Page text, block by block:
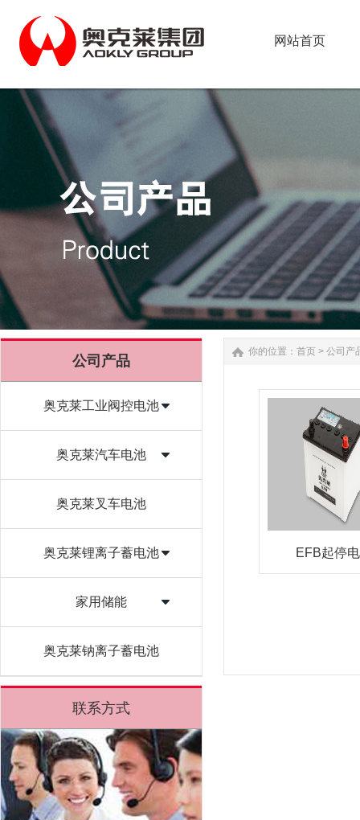
网站首页
公司产品
奥克莱工业阀控电池
奥克莱汽车电池
奥克莱叉车电池
奥克莱锂离子蓄电池
家用储能
奥克莱钠离子蓄电池
联系方式
你的位置： 首页 > 公司产
EFB起停